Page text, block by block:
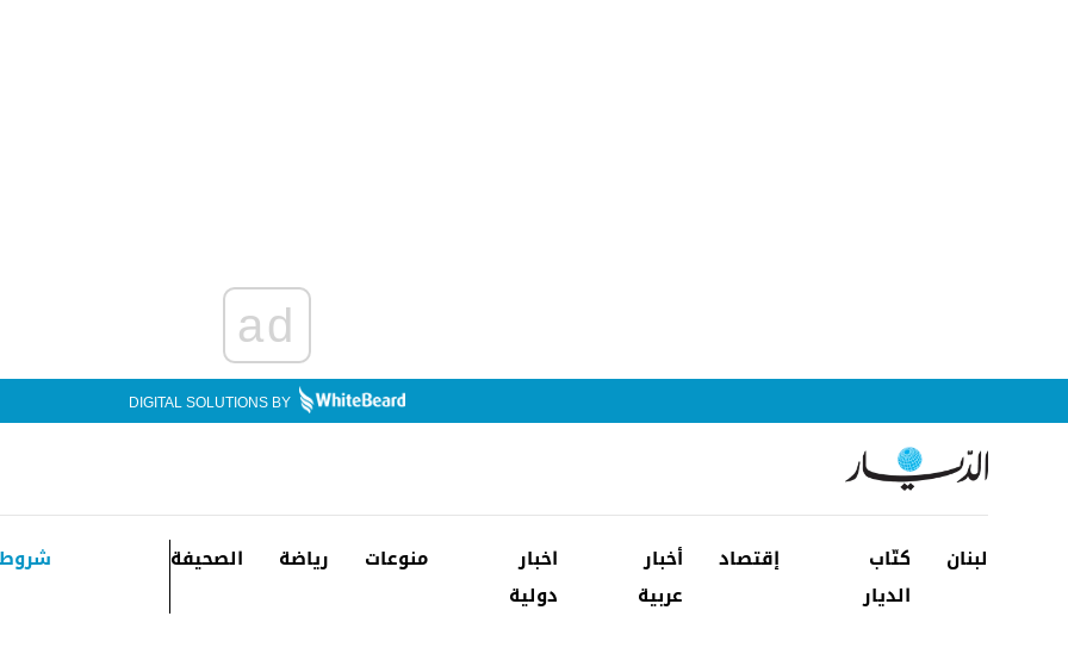
ad
DIGITAL SOLUTIONS BY
لبنان
كتّاب
الديار
إقتصاد
أخبار
عربية
اخبار
دولية
منوعات رياضة الصحيفة شروط